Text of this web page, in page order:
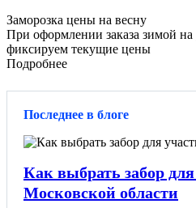
Заморозка цены на весну
При оформлении заказа зимой на
фиксируем текущие цены
Подробнее
Последнее в блоге
Как выбрать забор
Московской области